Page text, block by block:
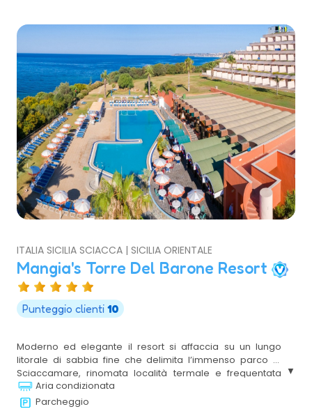
ITALIA SICILIA SCIACCA | SICILIA ORIENTALE
Mangia's Torre Del Barone Resort
Punteggio clienti 10
Moderno ed elegante il resort si affaccia su un lungo
litorale di sabbia fine che delimita l’immenso parco di
Sciaccamare, rinomata località termale e frequentata
stazione balneare. E’ l’ideale per delle vacanze rilassanti
in Sicilia e al tempo stesso animate.
Aria condizionata
Parcheggio